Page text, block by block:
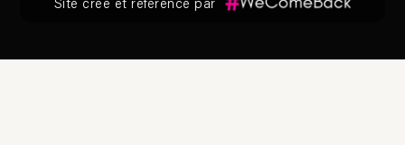
Site crée et référencé par